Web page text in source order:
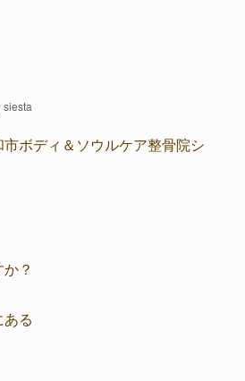
siesta
ボディ＆ソウルケア整骨院シ
？
る